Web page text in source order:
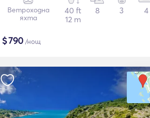
Ветроходна
яхта
40 ft
12 m
8 3 4
$790 /нощ